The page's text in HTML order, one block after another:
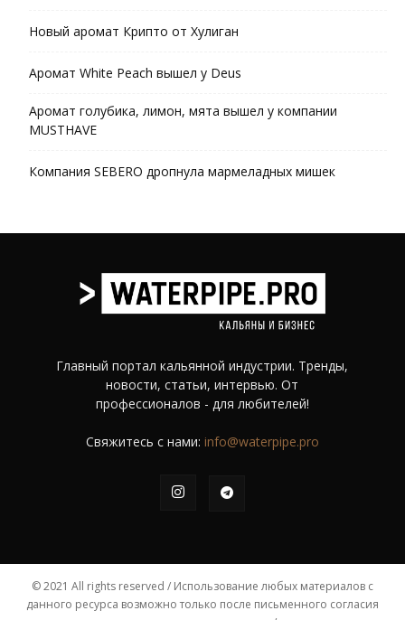
Новый аромат Крипто от Хулиган
Аромат White Peach вышел у Deus
Аромат голубика, лимон, мята вышел у компании
MUSTHAVE
Компания SEBERO дропнула мармеладных мишек
Главный портал кальянной индустрии. Тренды,
новости, статьи, интервью. От
профессионалов - для любителей!
Свяжитесь с нами: info@waterpipe.pro
© 2021 All rights reserved / Использование любых материалов с
данного ресурса возможно только после письменного согласия